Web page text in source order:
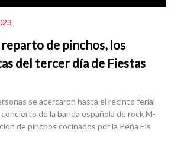
de pinchos, los
del tercer día de Fiestas
se acercaron hasta el recinto ferial
de la banda española de rock M-
de pinchos cocinados por la Peña Els